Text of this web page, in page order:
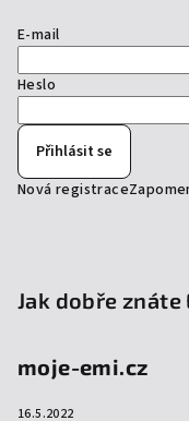
E-mail
Heslo
Přihlásit se
Nová registrace
Jak dobře znáte
moje-emi.cz
16.5.2022